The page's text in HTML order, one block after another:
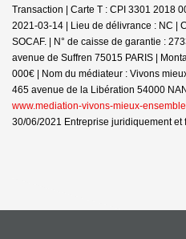
Transaction | Carte T : CPI 3301 2018
2021-03-14 | Lieu de délivrance : NC |
SOCAF. | N° de caisse de garantie :
avenue de Suffren 75015 PARIS |
000€ | Nom du médiateur : Vivons
465 avenue de la Libération 54000
www.mediation-vivons-mieux-
30/06/2021 Entreprise juridiquement